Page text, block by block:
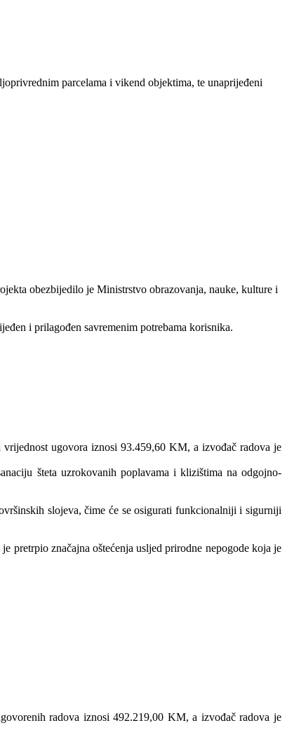
parcelama i vikend objektima, te unaprijeđeni
obezbijedilo je Ministrstvo obrazovanja, nauke, kulture i
i prilagođen savremenim potrebama korisnika.
vrijednost ugovora iznosi 93.459,60 KM, a izvođač radova je
šteta uzrokovanih poplavama i klizištima na odgojno-
slojeva, čime će se osigurati funkcionalniji i sigurniji
pretrpio značajna oštećenja usljed prirodne nepogode koja je
radova iznosi 492.219,00 KM, a izvođač radova je